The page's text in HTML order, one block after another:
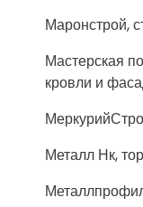
Маронстрой,
Мастерская
кровли и
Металл Нк,